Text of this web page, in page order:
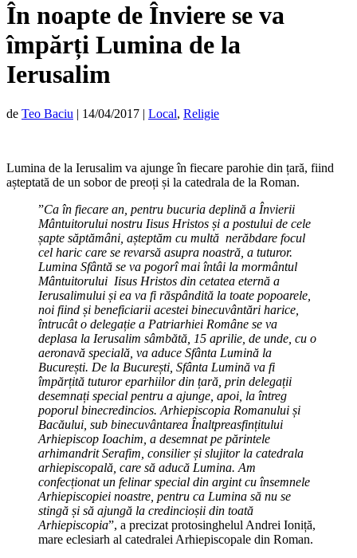
În noapte de Înviere se va
împărți Lumina de la
Ierusalim
de Teo Baciu | 14/04/2017 | Local, Religie
Lumina de la Ierusalim va ajunge în fiecare parohie din țară, fiind
așteptată de un sobor de preoți și la catedrala de la Roman.
”Ca în fiecare an, pentru bucuria deplină a Învierii
Mântuitorului nostru Iisus Hristos și a postului de cele
șapte săptămâni, așteptăm cu multă nerăbdare focul
cel haric care se revarsă asupra noastră, a tuturor.
Lumina Sfântă se va pogorî mai întâi la mormântul
Mântuitorului Iisus Hristos din cetatea eternă a
Ierusalimului și ea va fi răspândită la toate popoarele,
noi fiind și beneficiarii acestei binecuvântări harice,
întrucât o delegație a Patriarhiei Române se va
deplasa la Ierusalim sâmbătă, 15 aprilie, de unde, cu o
aeronavă specială, va aduce Sfânta Lumină la
București. De la București, Sfânta Lumină va fi
împărțită tuturor eparhiilor din țară, prin delegații
desemnați special pentru a ajunge, apoi, la întreg
poporul binecredincios. Arhiepiscopia Romanului și
Bacăului, sub binecuvântarea Înaltpreasfințitului
Arhiepiscop Ioachim, a desemnat pe părintele
arhimandrit Serafim, consilier și slujitor la catedrala
arhiepiscopală, care să aducă Lumina. Am
confecționat un felinar special din argint cu însemnele
Arhiepiscopiei noastre, pentru ca Lumina să nu se
stingă și să ajungă la credincioșii din toată
Arhiepiscopia”, a precizat protosinghelul Andrei Ioniță,
mare eclesiarh al catedralei Arhiepiscopale din Roman.